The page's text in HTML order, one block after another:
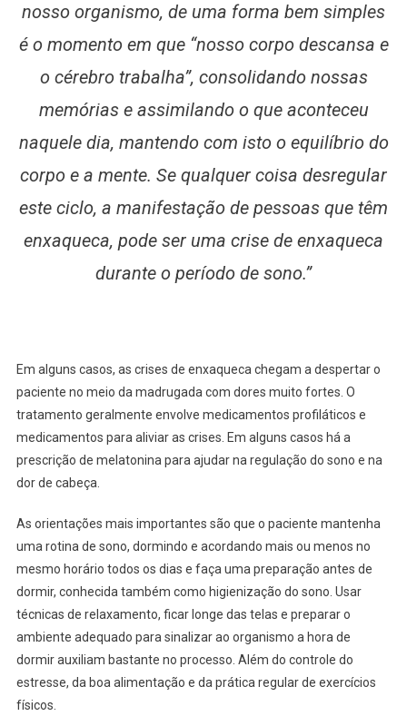
nosso organismo, de uma forma bem simples
é o momento em que “nosso corpo descansa e
o cérebro trabalha”, consolidando nossas
memórias e assimilando o que aconteceu
naquele dia, mantendo com isto o equilíbrio do
corpo e a mente. Se qualquer coisa desregular
este ciclo, a manifestação de pessoas que têm
enxaqueca, pode ser uma crise de enxaqueca
durante o período de sono.”
Em alguns casos, as crises de enxaqueca chegam a despertar o
paciente no meio da madrugada com dores muito fortes. O
tratamento geralmente envolve medicamentos profiláticos e
medicamentos para aliviar as crises. Em alguns casos há a
prescrição de melatonina para ajudar na regulação do sono e na
dor de cabeça.
As orientações mais importantes são que o paciente mantenha
uma rotina de sono, dormindo e acordando mais ou menos no
mesmo horário todos os dias e faça uma preparação antes de
dormir, conhecida também como higienização do sono. Usar
técnicas de relaxamento, ficar longe das telas e preparar o
ambiente adequado para sinalizar ao organismo a hora de
dormir auxiliam bastante no processo. Além do controle do
estresse, da boa alimentação e da prática regular de exercícios
físicos.